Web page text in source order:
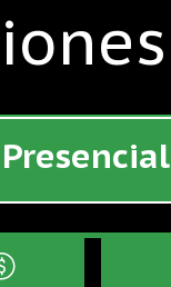
Presencial